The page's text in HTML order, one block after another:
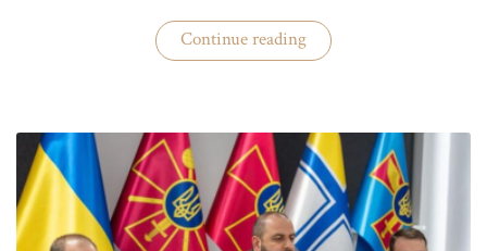
Continue reading«Комитет
ВР
налогов»